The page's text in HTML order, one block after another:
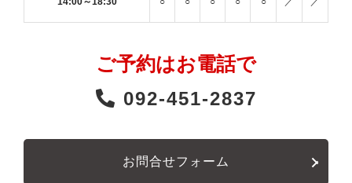
ご予約はお電話で
092-451-2837
お問合せフォーム